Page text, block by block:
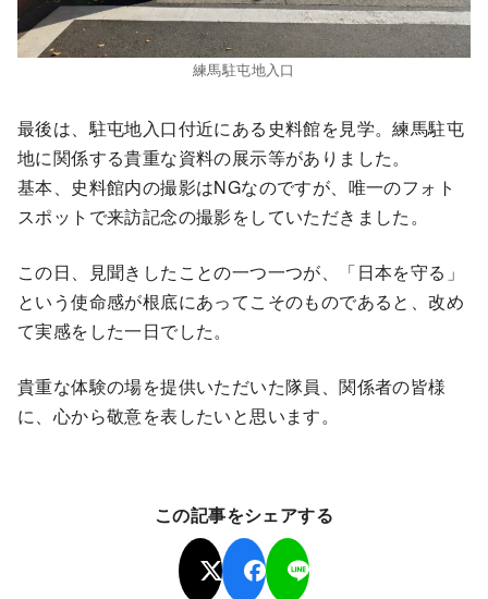
練馬駐屯地入口
最後は、駐屯地入口付近にある史料館を見学。練馬駐屯
地に関係する貴重な資料の展示等がありました。
基本、史料館内の撮影はNGなのですが、唯一のフォト
スポットで来訪記念の撮影をしていただきました。
この日、見聞きしたことの一つ一つが、「日本を守る」
という使命感が根底にあってこそのものであると、改め
て実感をした一日でした。
貴重な体験の場を提供いただいた隊員、関係者の皆様
に、心から敬意を表したいと思います。
この記事をシェアする